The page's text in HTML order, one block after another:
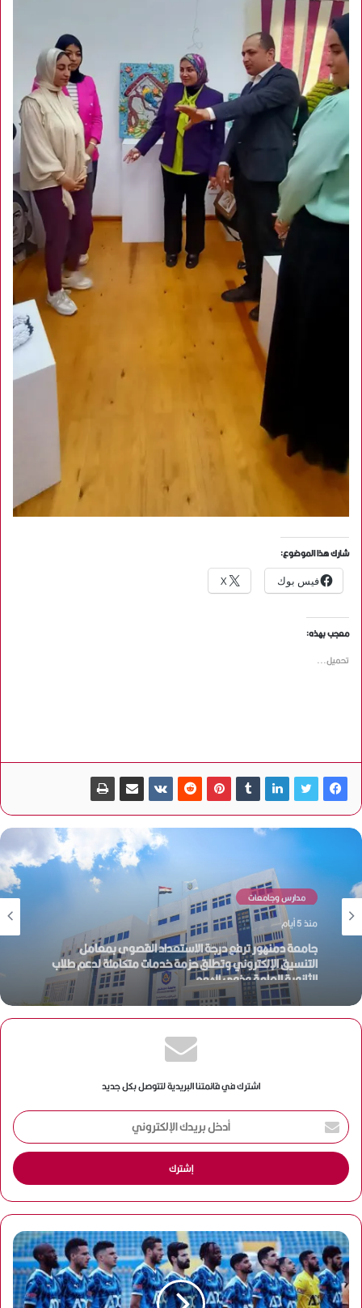
شارك هذا الموضوع:
فيس بوك X
معجب بهذه:
تحميل...
مدارس وجامعات
منذ 5 أيام
ضمن مبادرة “اعرف كليتك”.. جامعة دمنهور تستعرض أقسام
كلية الهندسة المرتبطة بسوق العمل
اشترك في قائمتنا البريدية لتتوصل بكل جديد
أ
د
خ
ل
ر
ي
د
ك
ا
ل